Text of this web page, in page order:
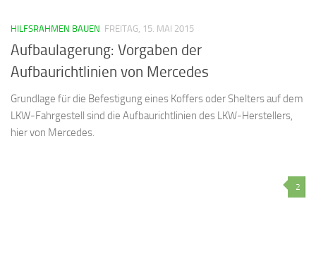
HILFSRAHMEN BAUEN FREITAG, 15. MAI 2015
Aufbaulagerung: Vorgaben der
Aufbaurichtlinien von Mercedes
Grundlage für die Befestigung eines Koffers oder Shelters auf dem
LKW-Fahrgestell sind die Aufbaurichtlinien des LKW-Herstellers,
hier von Mercedes.
2